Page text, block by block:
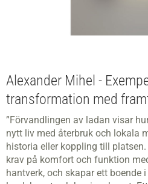
Alexander Mihel -
transformation med
”Förvandlingen av ladan visar
nytt liv med återbruk och lokala
historia eller koppling till
krav på komfort och funktion
hantverk, och skapar ett boende